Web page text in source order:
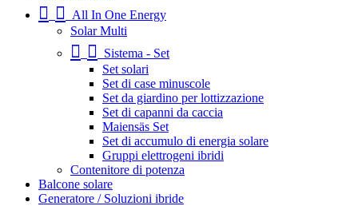
All In One Energy
Solar Multi
Sistema - Set
Set solari
Set di case minuscole
Set da giardino per lottizzazione
Set di capanni da caccia
Maiensäs Set
Set di accumulo di energia solare
Gruppi elettrogeni ibridi
Contenitore di potenza
Balcone solare
Generatore / Soluzioni ibride